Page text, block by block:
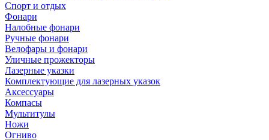
Спорт и отдых
Фонари
Налобные фонари
Ручные фонари
Велофары и фонари
Уличные прожекторы
Лазерные указки
Комплектующие для лазерных указок
Аксессуары
Компасы
Мультитулы
Ножи
Огниво